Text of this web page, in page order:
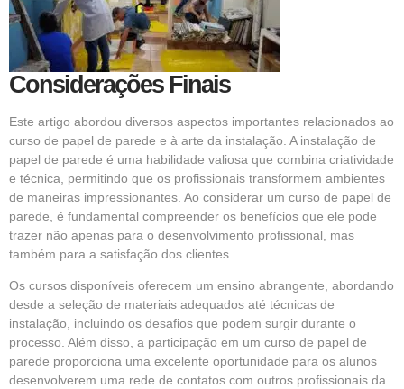
Considerações Finais
Este artigo abordou diversos aspectos importantes relacionados ao
curso de papel de parede e à arte da instalação. A instalação de
papel de parede é uma habilidade valiosa que combina criatividade
e técnica, permitindo que os profissionais transformem ambientes
de maneiras impressionantes. Ao considerar um curso de papel de
parede, é fundamental compreender os benefícios que ele pode
trazer não apenas para o desenvolvimento profissional, mas
também para a satisfação dos clientes.
Os cursos disponíveis oferecem um ensino abrangente, abordando
desde a seleção de materiais adequados até técnicas de
instalação, incluindo os desafios que podem surgir durante o
processo. Além disso, a participação em um curso de papel de
parede proporciona uma excelente oportunidade para os alunos
desenvolverem uma rede de contatos com outros profissionais da